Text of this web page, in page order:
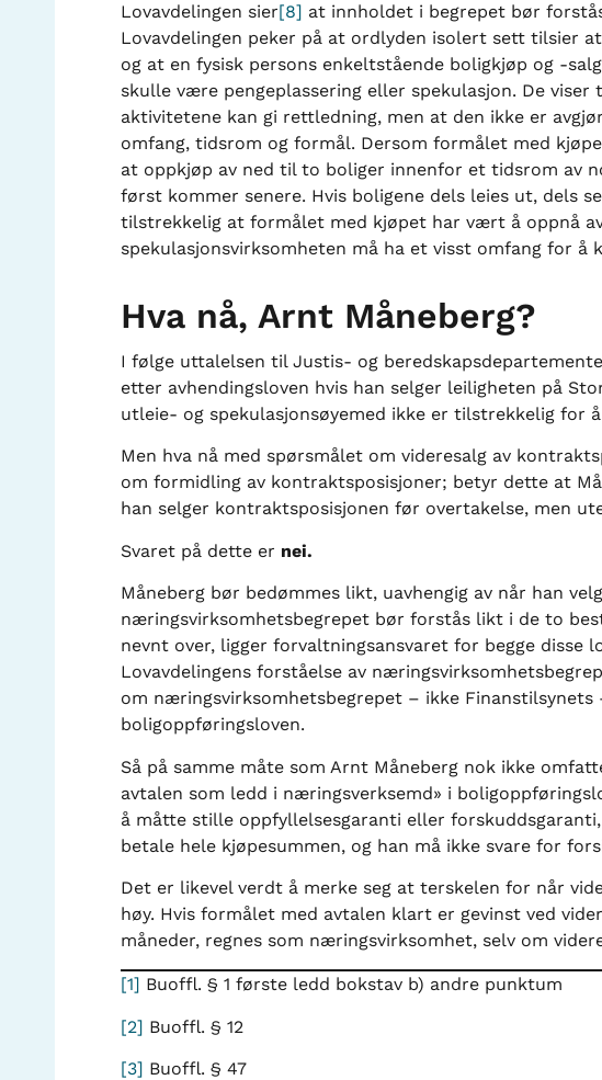
Lovavdelingen sier[8] at innholdet i begrepet bør
Lovavdelingen peker på at ordlyden isolert sett tilsier
og at en fysisk persons enkeltstående boligkjøp og -
skulle være pengeplassering eller spekulasjon. De
aktivitetene kan gi rettledning, men at den ikke er
omfang, tidsrom og formål. Dersom formålet med
at oppkjøp av ned til to boliger innenfor et tidsrom av
først kommer senere. Hvis boligene dels leies ut, dels
tilstrekkelig at formålet med kjøpet har vært å oppnå
spekulasjonsvirksomheten må ha et visst omfang for å
Hva nå, Arnt Måneberg?
I følge uttalelsen til Justis- og
etter avhendingsloven hvis han selger leiligheten på
utleie- og spekulasjonsøyemed ikke er tilstrekkelig for
Men hva nå med spørsmålet om videresalg av
om formidling av kontraktsposisjoner; betyr dette at
han selger kontraktsposisjonen før overtakelse, men
Svaret på dette er nei.
Måneberg bør bedømmes likt, uavhengig av når han
næringsvirksomhetsbegrepet bør forstås likt i de to
nevnt over, ligger forvaltningsansvaret for begge disse
Lovavdelingens forståelse av
om næringsvirksomhetsbegrepet – ikke
boligoppføringsloven.
Så på samme måte som Arnt Måneberg nok ikke
avtalen som ledd i næringsverksemd» i
å måtte stille oppfyllelsesgaranti eller
betale hele kjøpesummen, og han må ikke svare for
Det er likevel verdt å merke seg at terskelen for når
høy. Hvis formålet med avtalen klart er gevinst ved
måneder, regnes som næringsvirksomhet, selv om
[1] Buoffl. § 1 første ledd bokstav b) andre punktum
[2] Buoffl. § 12
[3] Buoffl. § 47